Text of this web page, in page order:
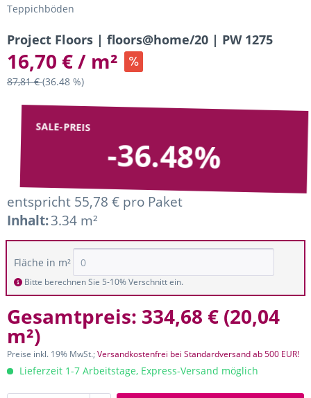
Teppichböden
Project Floors | floors@home/20 | PW 1275
16,70 € / m²
87,81 €(36.48 %)
SALE-PREIS
-36.48%
entspricht 55,78 € pro Paket
Inhalt:3.34 m²
Fläche in m²
Bitte berechnen Sie 5-10% Verschnitt ein.
Gesamtpreis: 334,68 € (20,04
m²)
Preise inkl. 19% MwSt.;Versandkostenfrei bei Standardversand ab 500 EUR!
Lieferzeit 1-7 Arbeitstage, Express-Versand möglich